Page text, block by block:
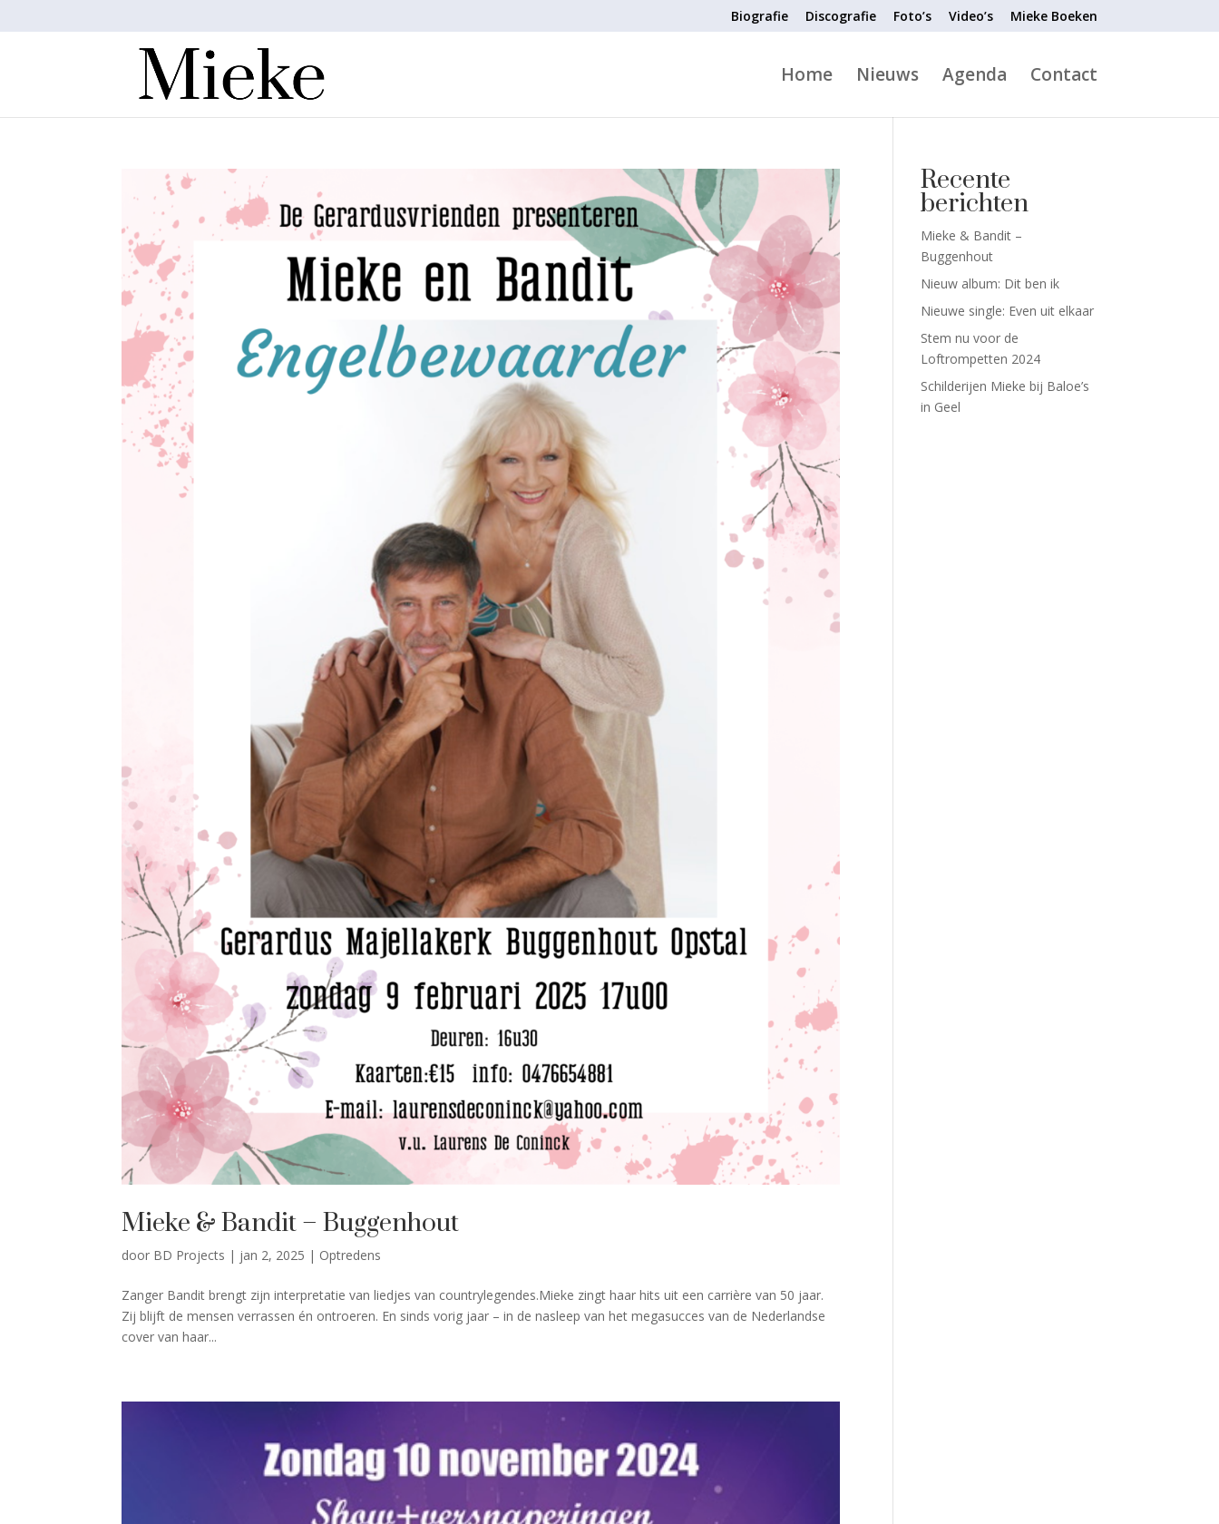
Biografie Discografie Foto’s Video’s Mieke Boeken
Home Nieuws Agenda Contact
Mieke & Bandit – Buggenhout
door BD Projects | jan 2, 2025 | Optredens
Zanger Bandit brengt zijn interpretatie van liedjes van countrylegendes.Mieke zingt haar hits uit een carrière van 50 jaar.
Zij blijft de mensen verrassen én ontroeren. En sinds vorig jaar – in de nasleep van het megasucces van de Nederlandse
cover van haar...
Recente
berichten
Mieke & Bandit –
Buggenhout
Nieuw album: Dit ben ik
Nieuwe single: Even uit elkaar
Stem nu voor de
Loftrompetten 2024
Schilderijen Mieke bij Baloe’s
in Geel